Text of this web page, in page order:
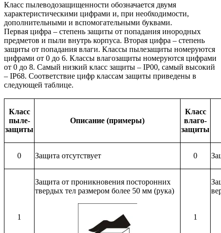
Класс пылеводозащищенности обозначается двумя
характеристическими цифрами и, при необходимости,
дополнительными и вспомогательными буквами.
Первая цифра – степень защиты от попадания инородных
предметов и пыли внутрь корпуса. Вторая цифра – степень
защиты от попадания влаги. Классы пылезащиты номеруются
цифрами от 0 до 6. Классы влагозащиты номеруются цифрами
от 0 до 8. Самый низкий класс защиты – IP00, самый высокий
– IP68. Соответствие цифр классам защиты приведены в
следующей таблице.
Класс
пыле-
защиты
Описание (примеры)
Класс
влаго-
защиты
0 Защита отсутствует 0
1
Защита от проникновения посторонних
твердых тел размером более 50 мм (рука)
1